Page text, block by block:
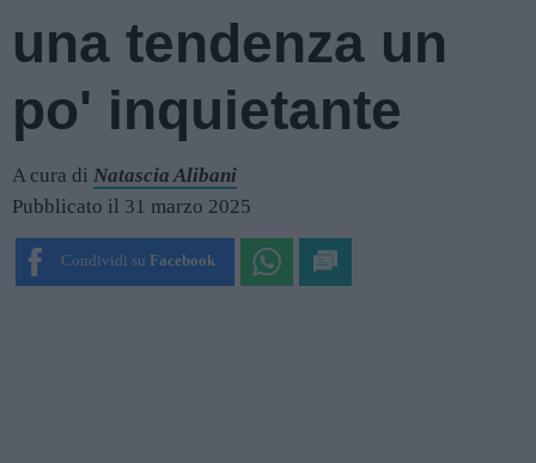
una tendenza un
po' inquietante
A cura di Natascia Alibani
Pubblicato il 31 marzo 2025
Condividi su Facebook